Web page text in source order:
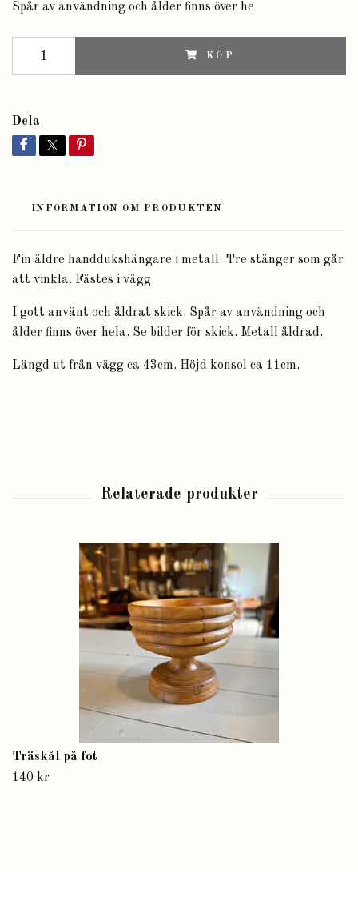
Spår av användning och ålder finns över he
KÖP
Dela
INFORMATION OM PRODUKTEN
Fin äldre handdukshängare i metall. Tre stänger som går
att vinkla. Fästes i vägg.
I gott använt och åldrat skick. Spår av användning och
ålder finns över hela. Se bilder för skick. Metall åldrad.
Längd ut från vägg ca 43cm. Höjd konsol ca 11cm.
Träskål på fot
140 kr